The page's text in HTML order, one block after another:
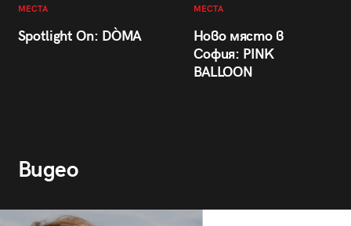
МЕСТА
Spotlight On: DÒMA
МЕСТА
Ново място в
София: PINK
BALLOON
Видео